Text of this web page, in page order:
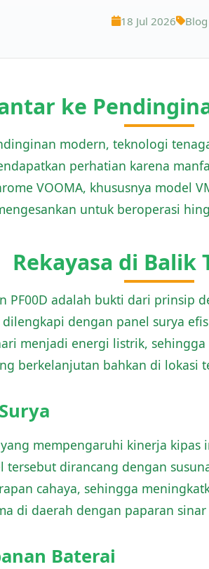
18 Jul 2026 Blog
ke
modern, teknologi
perhatian karena
VOOMA, khususnya model
untuk beroperasi
Rekayasa di Balik
PF00D adalah bukti dari prinsip
dengan panel surya
menjadi energi listrik,
berkelanjutan bahkan di lokasi
mempengaruhi kinerja kipas
tersebut dirancang dengan
cahaya, sehingga
di daerah dengan paparan
Baterai